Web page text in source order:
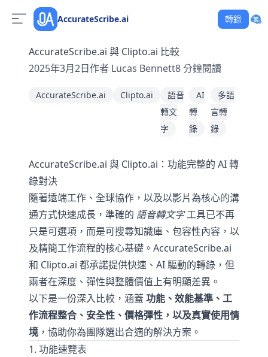
AccurateScribe.ai 轉錄
AccurateScribe.ai 與 Clipto.ai 比較
2025年3月2日作者 Lucas Bennett8分鐘閱讀
AccurateScribe.ai Clipto.ai
語音
轉文
字
AI
轉
錄
多語
言轉
錄
AccurateScribe.ai 與 Clipto.ai：功能完整的 AI 轉
錄對決
隨著遠端工作、全球協作，以及以影片為核心的溝
通方式快速成長，準確的 語音轉文字工具已不再
只是可選項，而是可搜尋知識庫、包容性內容，以
及精簡工作流程的核心基礎。AccurateScribe.ai
和 Clipto.ai 都承諾提供快速、AI 驅動的轉錄，但
兩者在深度、彈性與整體價值上有明顯差異。
以下是一份深入比較，涵蓋功能、效能基準、工
作流程整合、安全性、價格彈性，以及真實使用情
境 ，協助你為團隊選出合適的解決方案。
1. 功能速覽表